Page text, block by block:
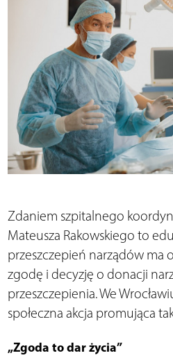
Zdaniem szpitalnego
Mateusza Rakowskiego to
przeszczepień narządów ma
zgodę i decyzję o donacji
przeszczepienia. We
społeczna akcja promująca
„Zgoda to dar życia”